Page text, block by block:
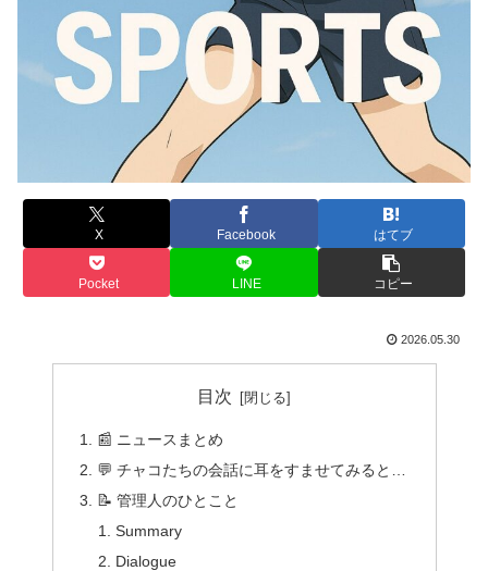
X Facebook はてブ
Pocket LINE コピー
2026.05.30
目次
📰 ニュースまとめ
💬 チャコたちの会話に耳をすませてみると…
📝 管理人のひとこと
Summary
Dialogue